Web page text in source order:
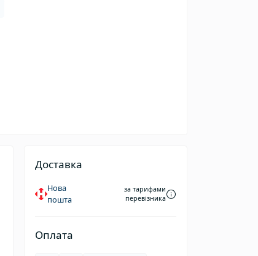
Доставка
Нова
пошта
за тарифами
перевізника
Оплата